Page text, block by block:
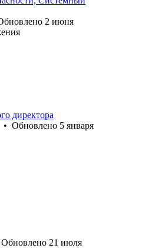
2 июня
директора
• Обновлено 5 января
Обновлено 21 июля